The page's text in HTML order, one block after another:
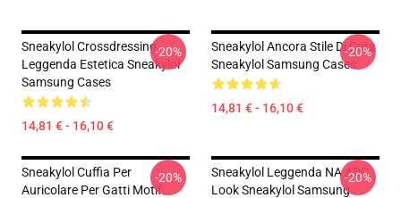
Sneakylol Crossdressing
Leggenda Estetica Sneakylol
Samsung Cases
14,81 € - 16,10 €
-20%
Sneakylol Ancora Stile Di Cura
Sneakylol Samsung Cases
14,81 € - 16,10 €
-20%
Sneakylol Cuffia Per
Auricolare Per Gatti Motif
-20%
Sneakylol Leggenda NA ADC
Look Sneakylol Samsung
-20%